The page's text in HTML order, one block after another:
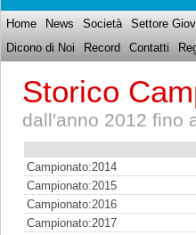
Home News Società Settore
Dicono di Noi
Record Contatti
Storico
dall'anno 2012 fino
Campionato:2014
Campionato:2015
Campionato:2016
Campionato:2017